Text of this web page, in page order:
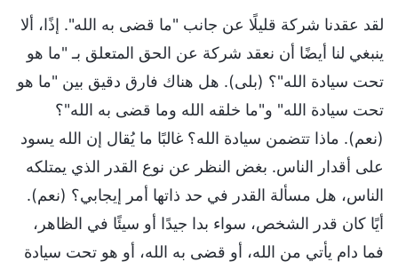
لقد عقدنا شركة قليلًا عن جانب "ما قضى به الله". إذًا، ألا
ينبغي لنا أيضًا أن نعقد شركة عن الحق المتعلق بـ "ما هو
تحت سيادة الله"؟ (بلى). هل هناك فارق دقيق بين "ما هو
تحت سيادة الله" و"ما خلقه الله وما قضى به الله"؟
(نعم). ماذا تتضمن سيادة الله؟ غالبًا ما يُقال إن الله يسود
على أقدار الناس. بغض النظر عن نوع القدر الذي يمتلكه
الناس، هل مسألة القدر في حد ذاتها أمر إيجابي؟ (نعم).
أيًا كان قدر الشخص، سواء بدا جيدًا أو سيئًا في الظاهر،
فما دام يأتي من الله، أو قضى به الله، أو هو تحت سيادة